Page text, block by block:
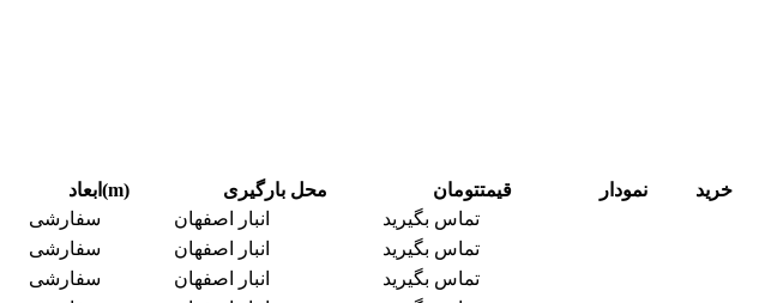
ابعاد(m) محل بارگیری قیمتتومان نمودار
خرید
سفارشی انبار اصفهان
تماس بگیرید
سفارشی انبار اصفهان
تماس بگیرید
سفارشی انبار اصفهان
تماس بگیرید